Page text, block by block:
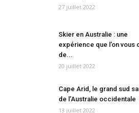
27 juillet 2022
Skier en Australie : une
expérience que l’on vous
de...
20 juillet 2022
Cape Arid, le grand sud
de l’Australie occidentale
13 juillet 2022